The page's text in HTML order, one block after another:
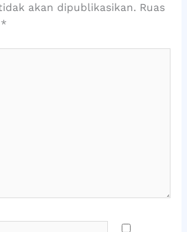
akan dipublikasikan. Ruas
*